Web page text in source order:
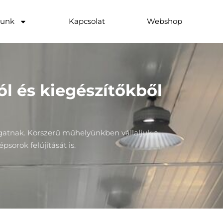
Kapcsolat Webshop
és kiegészítőkből
Korszerű műhelyünkben vállaljuk a
felújítását is.